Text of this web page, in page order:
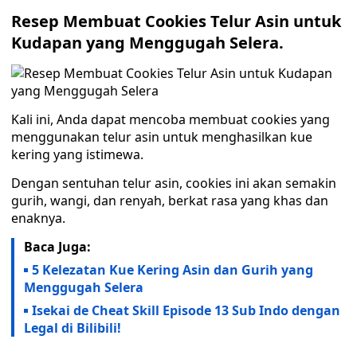
Resep Membuat Cookies Telur Asin untuk
Kudapan yang Menggugah Selera.
Kali ini, Anda dapat mencoba membuat cookies yang
menggunakan telur asin untuk menghasilkan kue
kering yang istimewa.
Dengan sentuhan telur asin, cookies ini akan semakin
gurih, wangi, dan renyah, berkat rasa yang khas dan
enaknya.
Baca Juga:
5 Kelezatan Kue Kering Asin dan Gurih yang
Menggugah Selera
Isekai de Cheat Skill Episode 13 Sub Indo dengan
Legal di Bilibili!